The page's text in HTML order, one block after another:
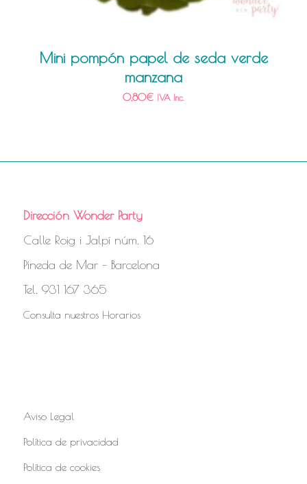
Mini pompón papel de seda verde
manzana
0,80€ IVA Inc.
Dirección Wonder Party
Calle Roig i Jalpí núm. 16
Pineda de Mar – Barcelona
Tel. 931 167 365
Consulta nuestros Horarios
Aviso Legal
Política de privacidad
Política de cookies